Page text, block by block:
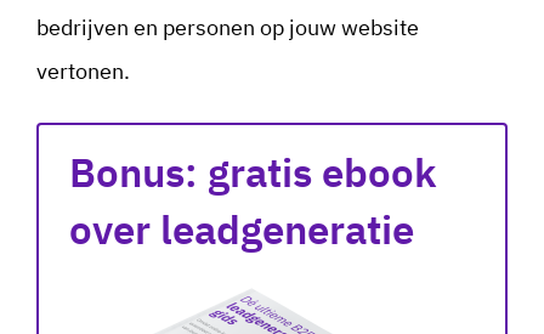
bedrijven en personen op jouw website
vertonen.
Bonus: gratis ebook
over leadgeneratie